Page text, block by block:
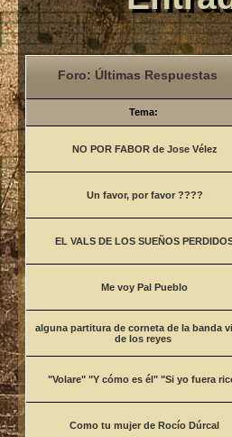
Foro: Últimas Respuestas
Tema:
NO POR FABOR de Jose Vélez
Un favor, por favor ????
EL VALS DE LOS SUEÑOS
Me voy Pal Pueblo
alguna partitura de corneta de la banda
de los reyes
"Volare" "Y cómo es él" "Si yo fuera
Como tu mujer de Rocío Dúrcal